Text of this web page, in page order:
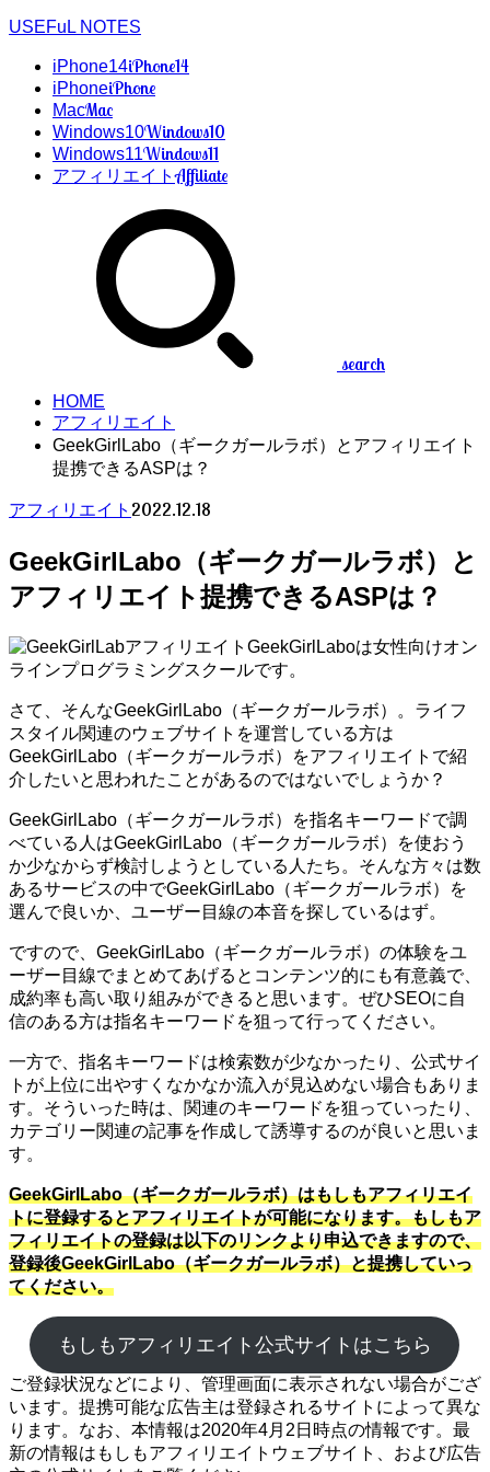
USEFuL NOTES
iPhone14iPhone14
iPhoneiPhone
MacMac
Windows10Windows10
Windows11Windows11
アフィリエイトAffiliate
search
HOME
アフィリエイト
GeekGirlLabo（ギークガールラボ）とアフィリエイト
提携できるASPは？
アフィリエイト 2022.12.18
GeekGirlLabo（ギークガールラボ）と
アフィリエイト提携できるASPは？
GeekGirlLaboは女性向けオン
ラインプログラミングスクールです。
さて、そんなGeekGirlLabo（ギークガールラボ）。ライフ
スタイル関連のウェブサイトを運営している方は
GeekGirlLabo（ギークガールラボ）をアフィリエイトで紹
介したいと思われたことがあるのではないでしょうか？
GeekGirlLabo（ギークガールラボ）を指名キーワードで調
べている人はGeekGirlLabo（ギークガールラボ）を使おう
か少なからず検討しようとしている人たち。そんな方々は数
あるサービスの中でGeekGirlLabo（ギークガールラボ）を
選んで良いか、ユーザー目線の本音を探しているはず。
ですので、GeekGirlLabo（ギークガールラボ）の体験をユ
ーザー目線でまとめてあげるとコンテンツ的にも有意義で、
成約率も高い取り組みができると思います。ぜひSEOに自
信のある方は指名キーワードを狙って行ってください。
一方で、指名キーワードは検索数が少なかったり、公式サイ
トが上位に出やすくなかなか流入が見込めない場合もありま
す。そういった時は、関連のキーワードを狙っていったり、
カテゴリー関連の記事を作成して誘導するのが良いと思いま
す。
GeekGirlLabo（ギークガールラボ）はもしもアフィリエイ
トに登録するとアフィリエイトが可能になります。もしもア
フィリエイトの登録は以下のリンクより申込できますので、
登録後GeekGirlLabo（ギークガールラボ）と提携していっ
てください。
もしもアフィリエイト公式サイトはこちら
ご登録状況などにより、管理画面に表示されない場合がござ
います。提携可能な広告主は登録されるサイトによって異な
ります。なお、本情報は2020年4月2日時点の情報です。最
新の情報はもしもアフィリエイトウェブサイト、および広告